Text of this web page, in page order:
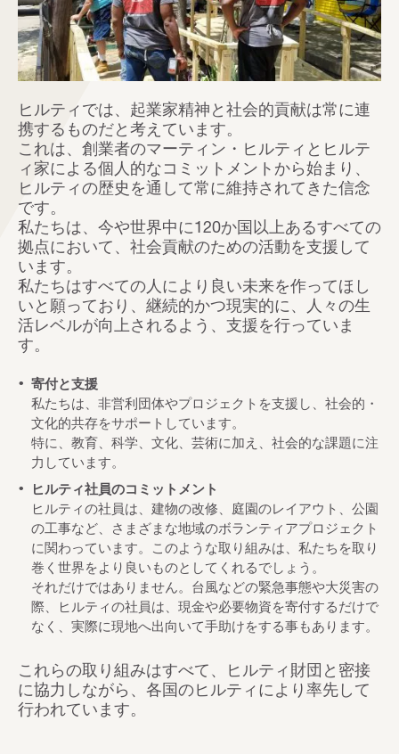
ヒルティでは、起業家精神と社会的貢献は常に連
携するものだと考えています。
これは、創業者のマーティン・ヒルティとヒルテ
ィ家による個人的なコミットメントから始まり、
ヒルティの歴史を通して常に維持されてきた信念
です。
私たちは、今や世界中に120か国以上あるすべての
拠点において、社会貢献のための活動を支援して
います。
私たちはすべての人により良い未来を作ってほし
いと願っており、継続的かつ現実的に、人々の生
活レベルが向上されるよう、支援を行っていま
す。
寄付と支援
私たちは、非営利団体やプロジェクトを支援し、社会的・
文化的共存をサポートしています。
特に、教育、科学、文化、芸術に加え、社会的な課題に注
力しています。
ヒルティ社員のコミットメント
ヒルティの社員は、建物の改修、庭園のレイアウト、公園
の工事など、さまざまな地域のボランティアプロジェクト
に関わっています。このような取り組みは、私たちを取り
巻く世界をより良いものとしてくれるでしょう。
それだけではありません。台風などの緊急事態や大災害の
際、ヒルティの社員は、現金や必要物資を寄付するだけで
なく、実際に現地へ出向いて手助けをする事もあります。
これらの取り組みはすべて、ヒルティ財団と密接
に協力しながら、各国のヒルティにより率先して
行われています。